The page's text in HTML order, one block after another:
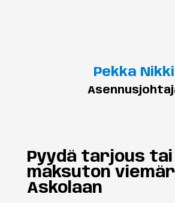
Pekka Nikki
Pyydä tarjous
maksuton
Askolaan